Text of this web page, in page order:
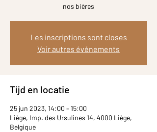
nos bières
Les inscriptions sont closes
Voir autres événements
Tijd en locatie
25 jun 2023, 14:00 – 15:00
Liège, Imp. des Ursulines 14, 4000 Liège,
Belgique